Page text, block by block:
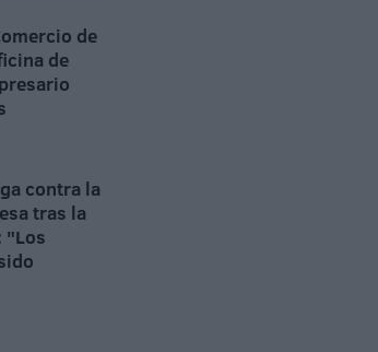
de
de
contra la
tras la
"Los